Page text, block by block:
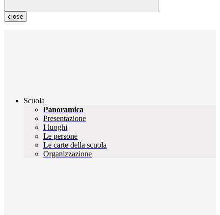
close
Scuola
Panoramica
Presentazione
I luoghi
Le persone
Le carte della scuola
Organizzazione